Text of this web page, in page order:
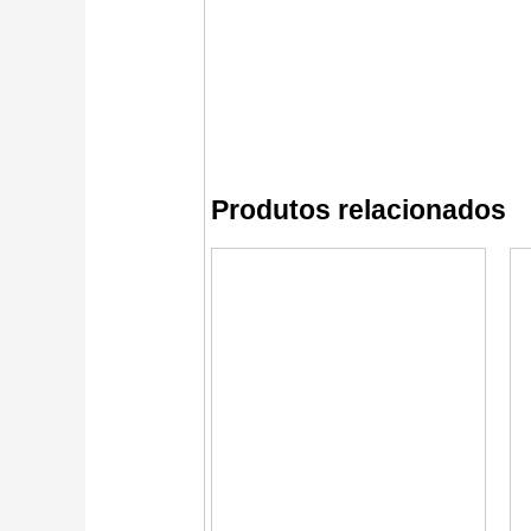
Produtos relacionados